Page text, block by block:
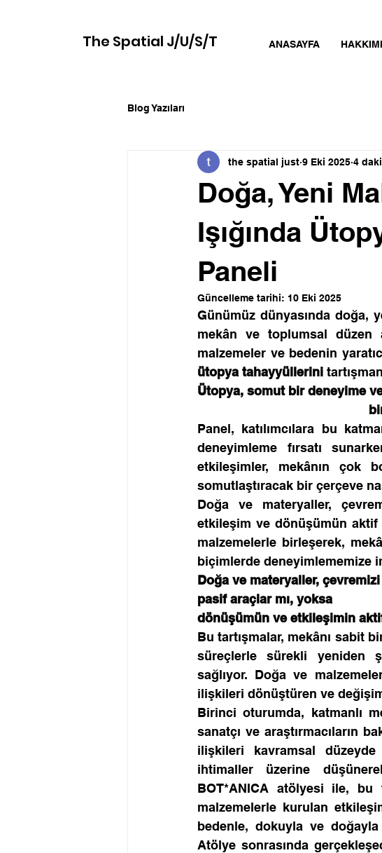
The Spatial J/U/S/T ANASAYFA
Blog Yazıları
Doğa, Yeni
Işığında
Paneli
the spatial just 9 Eki 2025 4
Güncelleme tarihi: 10 Eki 2025
Günümüz dünyasında doğa,
mekân ve toplumsal düzen
malzemeler ve bedenin
ütopya tahayyüllerini
Ütopya, somut bir deneyime
bir üretim
Panel, katılımcılara bu
deneyimleme fırsatı
etkileşimler, mekânın çok
somutlaştıracak bir çerçeve
Doğa ve materyaller,
etkileşim ve dönüşümün aktif
malzemelerle birleşerek,
biçimlerde deneyimlememize
Doğa ve materyaller,
pasif araçlar mı, yoksa
dönüşümün ve etkileşimin
Bu tartışmalar, mekânı sabit
süreçlerle sürekli yeniden
sağlıyor. Doğa ve
ilişkileri dönüştüren ve
Birinci oturumda, katmanlı
sanatçı ve araştırmacıların
ilişkileri kavramsal
ihtimaller üzerine
BOT*ANICA atölyesi ile, bu
malzemelerle kurulan
bedenle, dokuyla ve doğayla
Atölye sonrasında